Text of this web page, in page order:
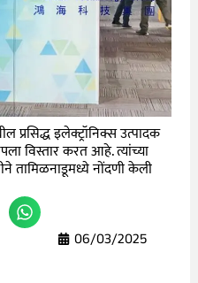
इलेक्ट्रॉनिक्स उत्पादक
विस्तार करत आहे. त्यांच्या
तामिळनाडूमध्ये नोंदणी केली
06/03/2025